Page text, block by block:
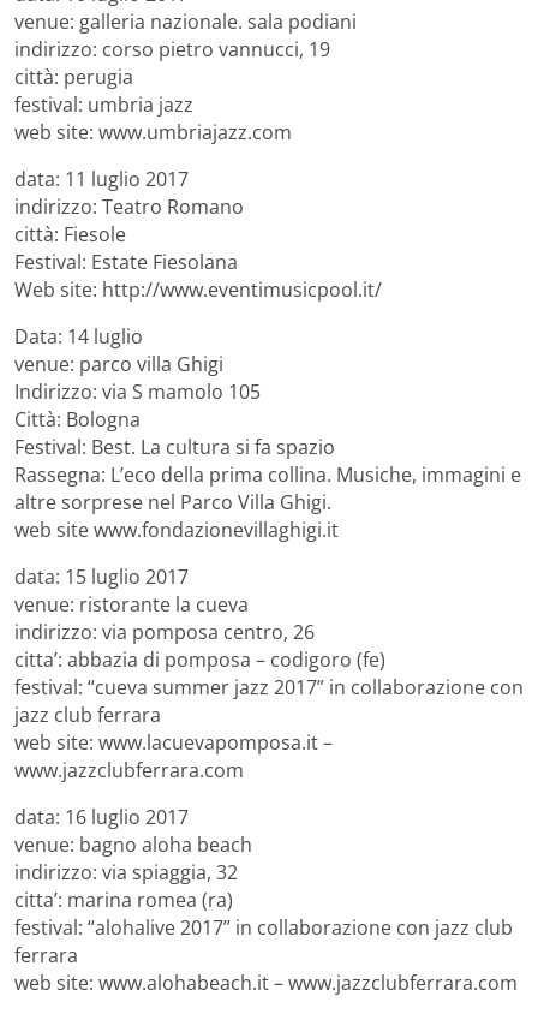
venue: galleria nazionale. sala podiani
indirizzo: corso pietro vannucci, 19
città: perugia
festival: umbria jazz
web site: www.umbriajazz.com
data: 11 luglio 2017
indirizzo: Teatro Romano
città: Fiesole
Festival: Estate Fiesolana
Web site: http://www.eventimusicpool.it/
Data: 14 luglio
venue: parco villa Ghigi
Indirizzo: via S mamolo 105
Città: Bologna
Festival: Best. La cultura si fa spazio
Rassegna: L’eco della prima collina. Musiche, immagini e
altre sorprese nel Parco Villa Ghigi.
web site www.fondazionevillaghigi.it
data: 15 luglio 2017
venue: ristorante la cueva
indirizzo: via pomposa centro, 26
citta’: abbazia di pomposa – codigoro (fe)
festival: “cueva summer jazz 2017” in collaborazione con
jazz club ferrara
web site: www.lacuevapomposa.it –
www.jazzclubferrara.com
data: 16 luglio 2017
venue: bagno aloha beach
indirizzo: via spiaggia, 32
citta’: marina romea (ra)
festival: “alohalive 2017” in collaborazione con jazz club
ferrara
web site: www.alohabeach.it – www.jazzclubferrara.com